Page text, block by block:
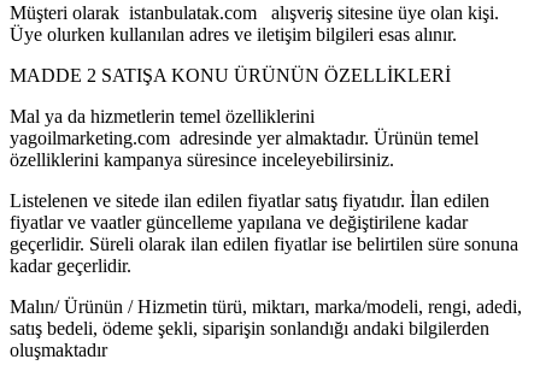
Müşteri olarak istanbulatak.com alışveriş sitesine üye olan kişi.
Üye olurken kullanılan adres ve iletişim bilgileri esas alınır.
MADDE 2 SATIŞA KONU ÜRÜNÜN ÖZELLİKLERİ
Mal ya da hizmetlerin temel özelliklerini
yagoilmarketing.com adresinde yer almaktadır. Ürünün temel
özelliklerini kampanya süresince inceleyebilirsiniz.
Listelenen ve sitede ilan edilen fiyatlar satış fiyatıdır. İlan edilen
fiyatlar ve vaatler güncelleme yapılana ve değiştirilene kadar
geçerlidir. Süreli olarak ilan edilen fiyatlar ise belirtilen süre sonuna
kadar geçerlidir.
Malın/ Ürünün / Hizmetin türü, miktarı, marka/modeli, rengi, adedi,
satış bedeli, ödeme şekli, siparişin sonlandığı andaki bilgilerden
oluşmaktadır